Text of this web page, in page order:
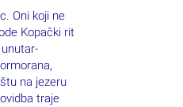
Oni koji ne
Kopački rit
na jezeru
traje